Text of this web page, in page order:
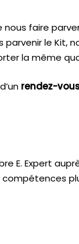
faire
le Kit,
la même
rendez-
E. Expert